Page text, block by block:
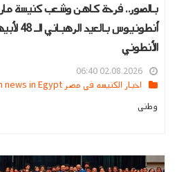
بالصور.. فرحة كاهن وشعب كنيسة مار
الأنطوني
02.08.2026 06:40
اخبار الكنيسه في مصر Church news in Egypt
وطنى